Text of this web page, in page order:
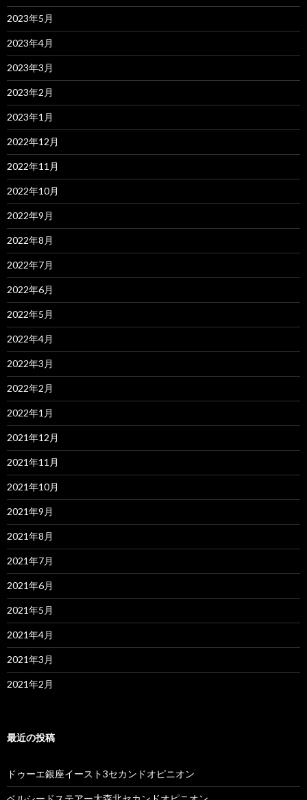
2023年5月
2023年4月
2023年3月
2023年2月
2023年1月
2022年12月
2022年11月
2022年10月
2022年9月
2022年8月
2022年7月
2022年6月
2022年5月
2022年4月
2022年3月
2022年2月
2022年1月
2021年12月
2021年11月
2021年10月
2021年9月
2021年8月
2021年7月
2021年6月
2021年5月
2021年4月
2021年3月
2021年2月
最近の投稿
ドゥーエ銀座イースト3セカンドオピニオン